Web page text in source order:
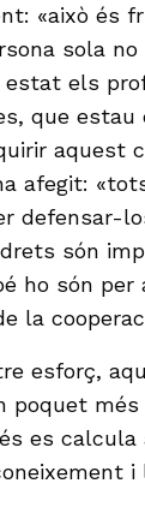
«això és
sola
estat els
que estau
aquest
afegit:
defensar-
són
ho són per
la
esforç,
poquet
es